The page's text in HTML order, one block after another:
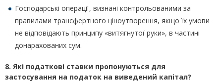
Господарські операції, визнані контрольованими за
правилами трансфертного ціноутворення, якщо їх умови
не відповідають принципу «витягнутої руки», в частині
донарахованих сум.
8. Які податкові ставки пропонуються для
застосування на податок на виведений капітал?